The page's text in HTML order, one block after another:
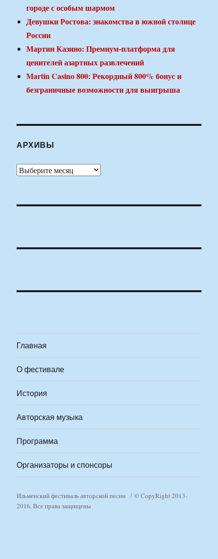
городе с особым шармом
Девушки Ростова: знакомства в южной столице
России
Мартин Казино: Премиум-платформа для
ценителей азартных развлечений
Martin Casino 800: Рекордный 800% бонус и
безграничные возможности для выигрыша
АРХИВЫ
Архивы
Главная
О фестивале
История
Авторская музыка
Программа
Организаторы и спонсоры
Ильменский фестиваль авторской песни
© CopyRight 2013-
2016. Все права защищены